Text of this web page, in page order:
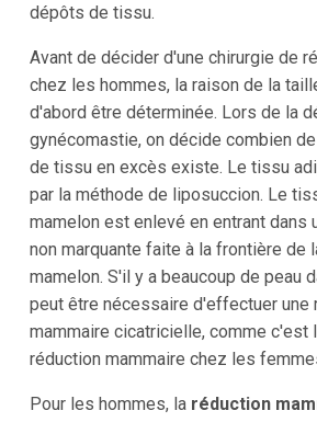
dépôts de tissu.
Avant de décider d'une chirurgie de
chez les hommes, la raison de la
d'abord être déterminée. Lors de la
gynécomastie, on décide combien
de tissu en excès existe. Le tissu
par la méthode de liposuccion. Le
mamelon est enlevé en entrant dans
non marquante faite à la frontière de
mamelon. S'il y a beaucoup de peau
peut être nécessaire d'effectuer une
mammaire cicatricielle, comme c'est
réduction mammaire chez les
Pour les hommes, la réduction